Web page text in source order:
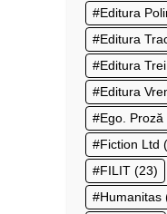
Editura
Editura
Editura Trei
Editura
Ego. Proză
Fiction Ltd
FILIT (23)
Humanitas